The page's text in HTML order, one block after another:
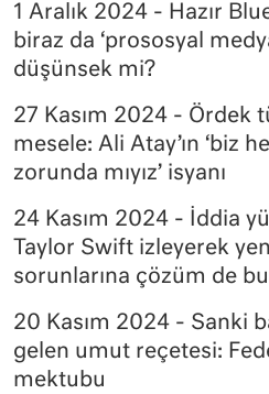
1 Aralık 2024 - Hazır
biraz da ‘prososyal
düşünsek mi?
27 Kasım 2024 - Ördek
mesele: Ali Atay’ın ‘biz
zorunda mıyız’ isyanı
24 Kasım 2024 - İddia
Taylor Swift izleyerek
sorunlarına çözüm de
20 Kasım 2024 - Sanki
gelen umut reçetesi:
mektubu